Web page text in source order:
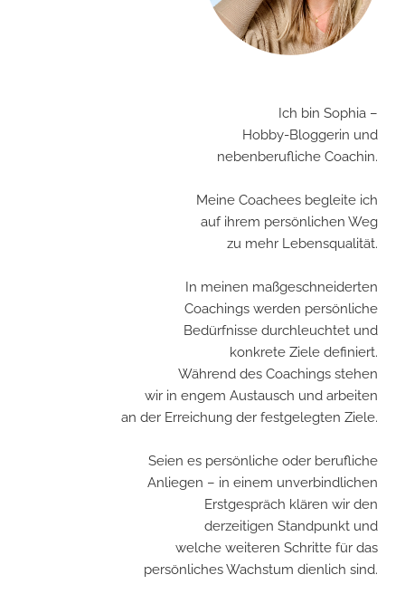
Ich bin Sophia –
Hobby-Bloggerin und
nebenberufliche Coachin.
Meine Coachees begleite ich
auf ihrem persönlichen Weg
zu mehr Lebensqualität.
In meinen maßgeschneiderten
Coachings werden persönliche
Bedürfnisse durchleuchtet und
konkrete Ziele definiert.
Während des Coachings stehen
wir in engem Austausch und arbeiten
an der Erreichung der festgelegten Ziele.
Seien es persönliche oder berufliche
Anliegen – in einem unverbindlichen
Erstgespräch klären wir den
derzeitigen Standpunkt und
welche weiteren Schritte für das
persönliches Wachstum dienlich sind.